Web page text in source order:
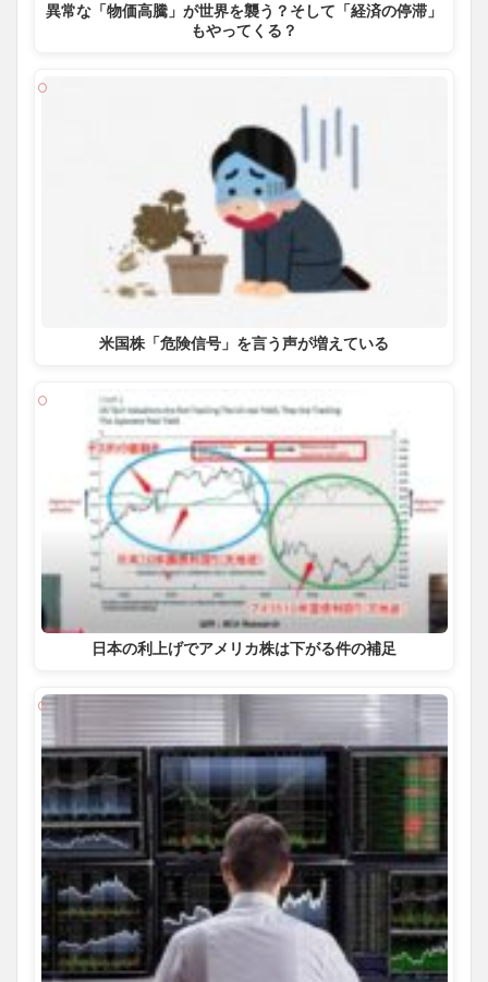
異常な「物価高騰」が世界を襲う？そして「経済の停滞」
もやってくる？
米国株「危険信号」を言う声が増えている
日本の利上げでアメリカ株は下がる件の補足